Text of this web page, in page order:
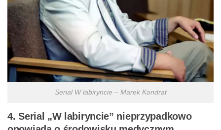
Serial W labiryncie – Marek Kondrat
4. Serial „W labiryncie” nieprzypadkowo